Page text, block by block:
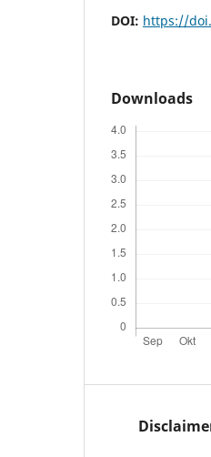
DOI: https://
Downloads